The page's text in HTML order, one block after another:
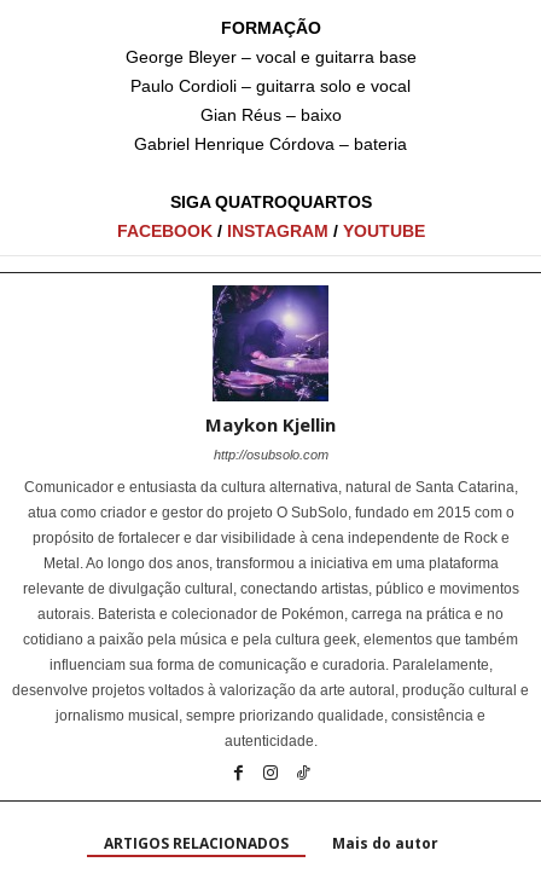
FORMAÇÃO
George Bleyer – vocal e guitarra base
Paulo Cordioli – guitarra solo e vocal
Gian Réus – baixo
Gabriel Henrique Córdova – bateria
SIGA QUATROQUARTOS
FACEBOOK/ INSTAGRAM / YOUTUBE
Maykon Kjellin
http://osubsolo.com
Comunicador e entusiasta da cultura alternativa, natural de Santa Catarina,
atua como criador e gestor do projeto O SubSolo, fundado em 2015 com o
propósito de fortalecer e dar visibilidade à cena independente de Rock e
Metal. Ao longo dos anos, transformou a iniciativa em uma plataforma
relevante de divulgação cultural, conectando artistas, público e movimentos
autorais. Baterista e colecionador de Pokémon, carrega na prática e no
cotidiano a paixão pela música e pela cultura geek, elementos que também
influenciam sua forma de comunicação e curadoria. Paralelamente,
desenvolve projetos voltados à valorização da arte autoral, produção cultural e
jornalismo musical, sempre priorizando qualidade, consistência e
autenticidade.
ARTIGOS RELACIONADOS Mais do autor